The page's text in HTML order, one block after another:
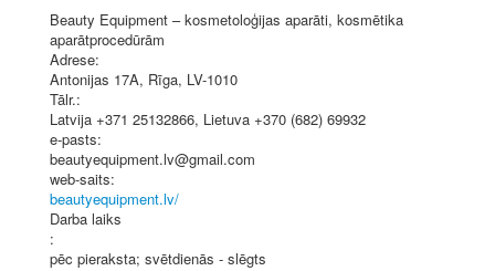
Beauty Equipment – kosmetoloģijas aparāti, kosmētika
aparātprocedūrām
Adrese:
Antonijas 17A, Rīga, LV-1010
Tālr.:
Latvija +371 25132866, Lietuva +370 (682) 69932
e-pasts:
beautyequipment.lv@gmail.com
web-saits:
beautyequipment.lv/
Darba laiks
:
pēc pieraksta; svētdienās - slēgts